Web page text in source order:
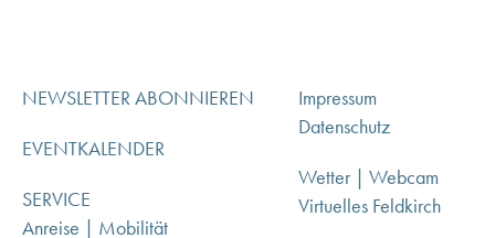
NEWSLETTER ABONNIEREN
EVENTKALENDER
SERVICE
Anreise | Mobilität
Impressum
Datenschutz
Wetter | Webcam
Virtuelles Feldkirch